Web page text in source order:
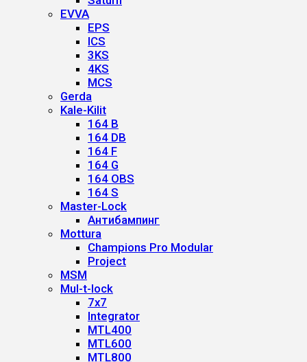
EVVA
EPS
ICS
3KS
4KS
MCS
Gerda
Kale-Kilit
164 B
164 DB
164 F
164 G
164 OBS
164 S
Master-Lock
Антибампинг
Mottura
Champions Pro Modular
Project
MSM
Mul-t-lock
7x7
Integrator
MTL400
MTL600
MTL800